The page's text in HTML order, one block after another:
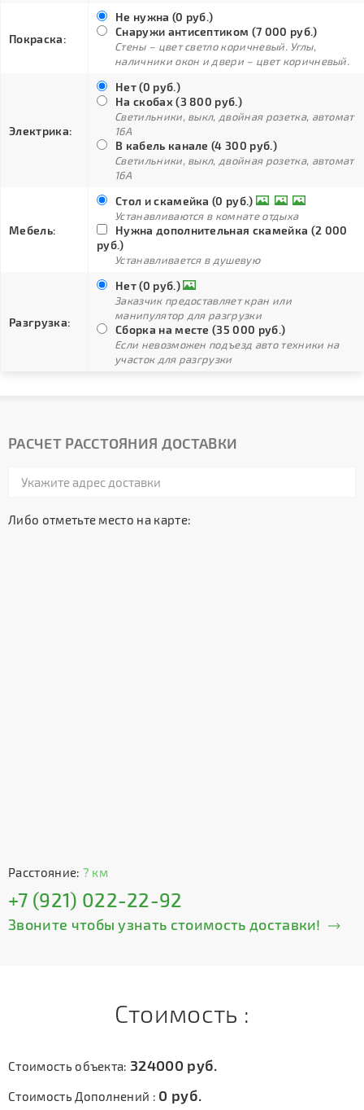
Покраска:
Не нужна (0 руб.)
Снаружи антисептиком (7 000 руб.)
Стены – цвет светло коричневый. Углы,
наличники окон и двери – цвет коричневый.
Электрика:
Нет (0 руб.)
На скобах (3 800 руб.)
Светильники, выкл, двойная розетка, автомат
16А
В кабель канале (4 300 руб.)
Светильники, выкл, двойная розетка, автомат
16А
Мебель:
Стол и скамейка (0 руб.)
Устанавливаются в комнате отдыха
Нужна дополнительная скамейка (2 000
руб.)
Устанавливается в душевую
Разгрузка:
Нет (0 руб.)
Заказчик предоставляет кран или
манипулятор для разгрузки
Сборка на месте (35 000 руб.)
Если невозможен подъезд авто техники на
участок для разгрузки
РАСЧЕТ РАССТОЯНИЯ ДОСТАВКИ
Либо отметьте место на карте:
Расстояние: ? км
+7 (921) 022-22-92
Звоните чтобы узнать стоимость доставки!
Стоимость :
Стоимость объекта: 324000 руб.
Стоимость Дополнений : 0 руб.